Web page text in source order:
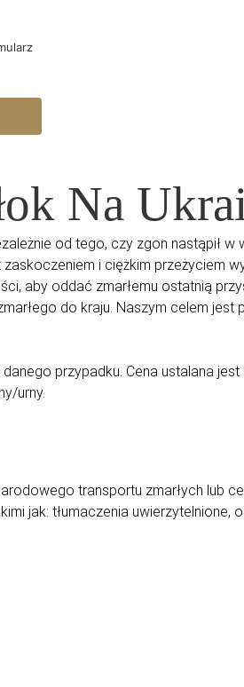
Na
od tego, czy zgon nastąpił w
i ciężkim przeżyciem
aby oddać zmarłemu ostatnią
do kraju. Naszym celem jest
przypadku. Cena ustalana
urny.
transportu zmarłych lub
jak: tłumaczenia